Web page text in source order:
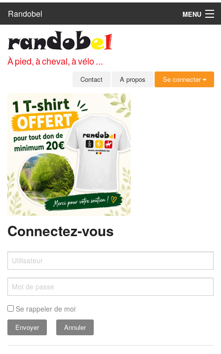
Randobel
MENU
CIRCUITS
CLUBS
MEMBRES
SE CONNECTER
INSCRIPTION GRATUITE
MOT DE PASSE OUBLIÉ
À pied, à cheval, à vélo ...
Contact A propos Se connecter
Connectez-vous
Se rappeler de moi
Annuler